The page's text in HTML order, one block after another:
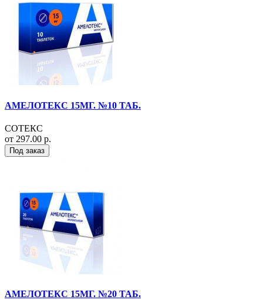
АМЕЛОТЕКС 15МГ. №10 ТАБ.
СОТЕКС
от 297.00 р.
Под заказ
АМЕЛОТЕКС 15МГ. №20 ТАБ.